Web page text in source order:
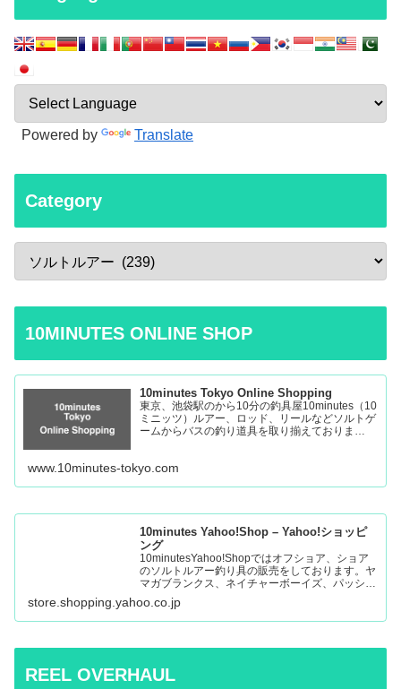
Powered by Translate
Category
10MINUTES ONLINE SHOP
10minutes Tokyo Online Shopping
東京、池袋駅のから10分の釣具屋10minutes（10
ミニッツ）ルアー、ロッド、リールなどソルトゲ
ームからバスの釣り道具を取り揃えておりま
www.10minutes-tokyo.com
10minutes Yahoo!Shop – Yahoo!ショッピ
ング
10minutesYahoo!Shopではオフショア、ショア
のソルトルアー釣り具の販売をしております。ヤ
マガブランクス、ネイチャーボーイズ、パッショ
ンズ、マシオなど:10minutes Yahoo!Shop – 通販
– LINEアカウント…
store.shopping.yahoo.co.jp
REEL OVERHAUL